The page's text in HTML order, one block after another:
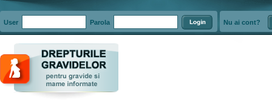
User Parola Nu ai cont?